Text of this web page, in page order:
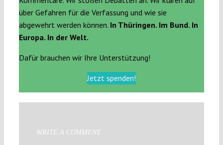
über Gefahren für die Verfassung und wie sie
abgewehrt werden können. In Thüringen. Im Bund. In
Europa. In der Welt.
Dafür brauchen wir Ihre Unterstützung!
Jetzt spenden!
WRITE A COMMENT